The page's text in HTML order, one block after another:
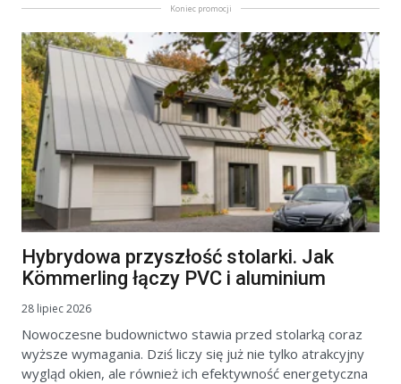
Koniec promocji
Hybrydowa przyszłość stolarki. Jak
Kömmerling łączy PVC i aluminium
28 lipiec 2026
Nowoczesne budownictwo stawia przed stolarką coraz
wyższe wymagania. Dziś liczy się już nie tylko atrakcyjny
wygląd okien, ale również ich efektywność energetyczna